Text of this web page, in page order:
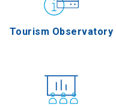
Tourism Observatory